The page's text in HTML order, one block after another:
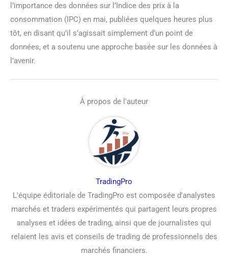
l’importance des données sur l’Indice des prix à la
consommation (IPC) en mai, publiées quelques heures plus
tôt, en disant qu’il s’agissait simplement d’un point de
données, et a soutenu une approche basée sur les données à
l’avenir.
À propos de l'auteur
TradingPro
L'équipe éditoriale de TradingPro est composée d'analystes
marchés et traders expérimentés qui partagent leurs propres
analyses et idées de trading, ainsi que de journalistes qui
relaient les avis et conseils de trading de professionnels des
marchés financiers.